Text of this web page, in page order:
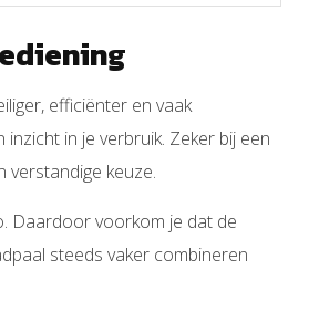
efficiënter en vaak
inzicht in je verbruik. Zeker bij een
verstandige keuze.
Daardoor voorkom je dat de
steeds vaker combineren